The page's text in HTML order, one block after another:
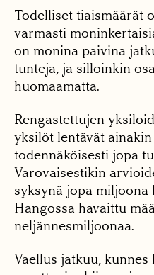
Todelliset tiaismäärät
varmasti
on monina päivinä
tunteja, ja silloinkin
huomaamatta.
Rengastettujen
yksilöt lentävät ainakin
todennäköisesti jopa
Varovaisestikin
syksynä jopa miljoona
Hangossa havaittu
neljännesmiljoonaa.
Vaellus jatkuu,